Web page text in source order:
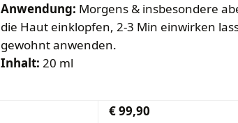
Anwendung: Morgens & insbesondere
die Haut einklopfen, 2-3 Min einwirken
gewohnt anwenden.
Inhalt: 20 ml
€99,90